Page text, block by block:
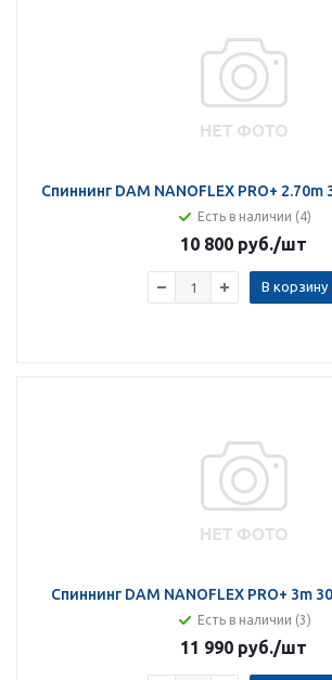
Спиннинг DAM NANOFLEX PRO+
Есть в наличии (4)
10 800 руб./шт
В корзину
Спиннинг DAM NANOFLEX PRO+ 3m
Есть в наличии (3)
11 990 руб./шт